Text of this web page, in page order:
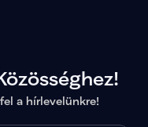
a hírlevelünkre!